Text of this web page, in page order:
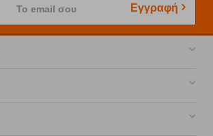
Το email σου Εγγραφή